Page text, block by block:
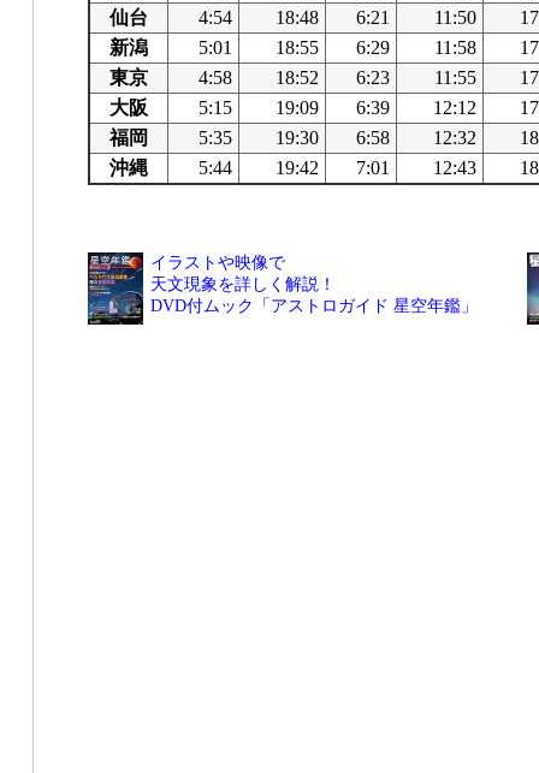
仙台
4:54 18:48 6:21 11:50
新潟
5:01 18:55 6:29 11:58
東京
4:58 18:52 6:23 11:55
大阪
5:15 19:09 6:39 12:12
福岡
5:35 19:30 6:58 12:32
沖縄
5:44 19:42 7:01 12:43
イラストや映像で
天文現象を詳しく解説！
DVD付ムック「アストロガイド 星空年鑑」